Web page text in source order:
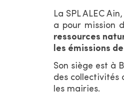
La SPL ALEC
a pour mission
ressources
les émissions
Son siège est à
des collectivités
les mairies.